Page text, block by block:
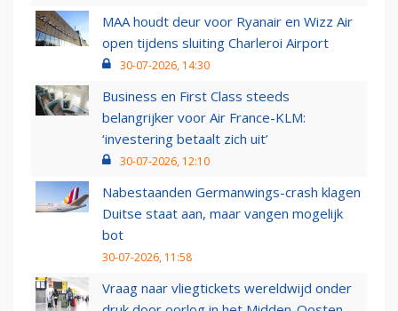
MAA houdt deur voor Ryanair en Wizz Air
open tijdens sluiting Charleroi Airport
30-07-2026, 14:30
Business en First Class steeds
belangrijker voor Air France-KLM:
‘investering betaalt zich uit’
30-07-2026, 12:10
Nabestaanden Germanwings-crash klagen
Duitse staat aan, maar vangen mogelijk
bot
30-07-2026, 11:58
Vraag naar vliegtickets wereldwijd onder